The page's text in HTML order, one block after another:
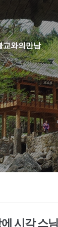
교와의만남
시각 스님